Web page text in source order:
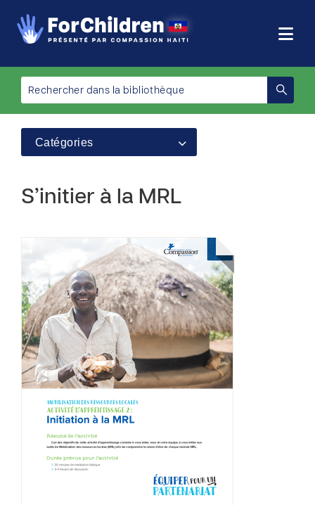
Catégories
S’initier à la MRL